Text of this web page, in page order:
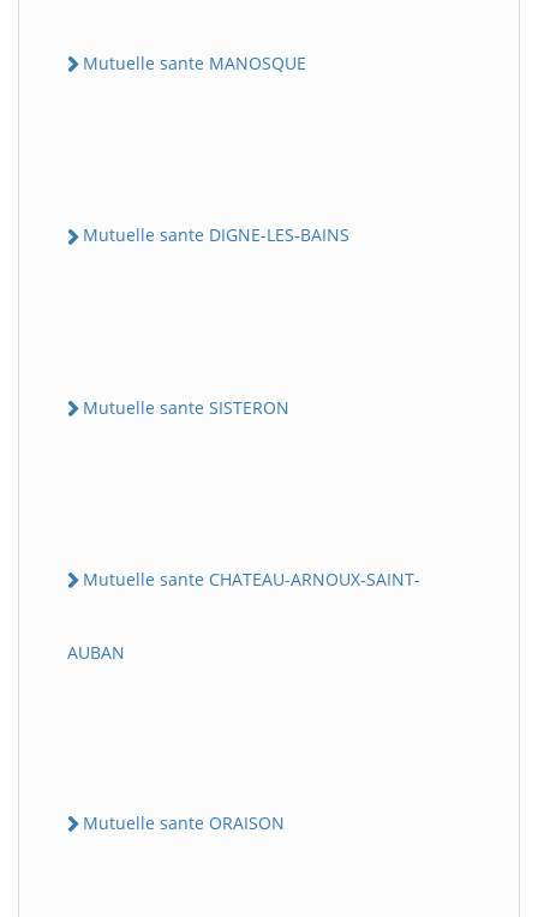
Mutuelle sante MANOSQUE
Mutuelle sante DIGNE-LES-BAINS
Mutuelle sante SISTERON
Mutuelle sante CHATEAU-ARNOUX-SAINT-
AUBAN
Mutuelle sante ORAISON